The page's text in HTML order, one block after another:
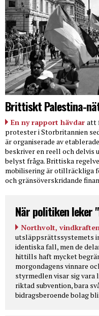
Brittiskt Palestina-
En ny rapport hävdar att
protester i Storbritannien
är organiserade av
beskriver en reell och
belyst fråga. Brittiska
mobilisering är otillräckliga
och gränsöverskridande
När politiken leker
Northvolt,
utsläppsrättssystemets
identiska fall, men de
hittills haft mycket
morgondagens vinnare
styrmedlen visar sig
riktad subvention, bara
bidragsberoende bolag